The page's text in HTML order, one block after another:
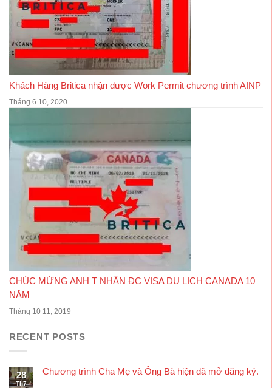
Khách Hàng Britica nhận được Work Permit chương trình AINP
Tháng 6 10, 2020
CHÚC MỪNG ANH T NHẬN ĐC VISA DU LỊCH CANADA 10
NĂM
Tháng 10 11, 2019
RECENT POSTS
28
Th7
Chương trình Cha Mẹ và Ông Bà hiện đã mở đăng ký.